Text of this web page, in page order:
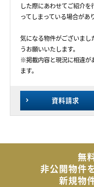
資料請求
した際にあわせてご紹介
ってしまっている場合があ
気になる物件がございまし
うお願いいたします。
※掲載内容と現況に相違が
ます。
無
非公開物件
新規物